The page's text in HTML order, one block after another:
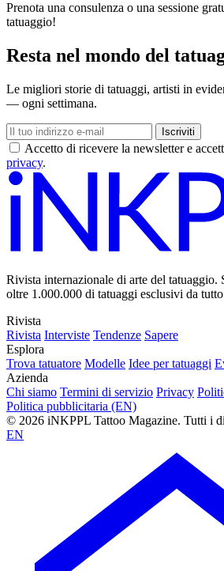
Prenota una consulenza o una sessione
tatuaggio!
Resta nel mondo del
Le migliori storie di tatuaggi, artisti in
— ogni settimana.
Iscriviti
Accetto di ricevere la newsletter e
privacy.
Rivista internazionale di arte del tatuaggio.
oltre 1.000.000 di tatuaggi esclusivi da
Rivista
Rivista Interviste Tendenze Sapere
Esplora
Trova tatuatore Modelle Idee per tatuaggi
Azienda
Chi siamo Termini di servizio Privacy
Politica pubblicitaria (EN)
© 2026 iNKPPL Tattoo Magazine. Tutti i
EN